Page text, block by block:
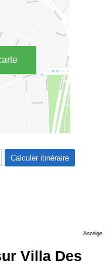
Anzeige
Villa Des